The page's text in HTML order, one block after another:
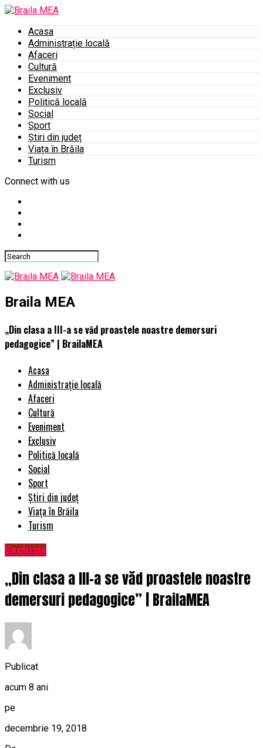
Acasa
Administrație locală
Afaceri
Cultură
Eveniment
Exclusiv
Politică locală
Social
Sport
Știri din județ
Viața în Brăila
Turism
Connect with us
Braila MEA
„Din clasa a III-a se văd proastele noastre demersuri
pedagogice” | BrailaMEA
Acasa
Administrație locală
Afaceri
Cultură
Eveniment
Exclusiv
Politică locală
Social
Sport
Știri din județ
Viața în Brăila
Turism
Exclusiv
„Din clasa a III-a se văd proastele noastre
demersuri pedagogice” | BrailaMEA
Publicat
acum 8 ani
pe
decembrie 19, 2018